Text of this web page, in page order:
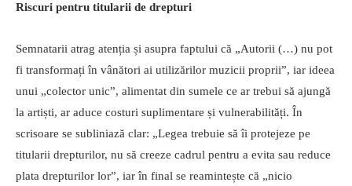
Riscuri pentru titularii de drepturi
Semnatarii atrag atenția și asupra faptului că „Autorii (…) nu pot
fi transformați în vânători ai utilizărilor muzicii proprii”, iar ideea
unui „colector unic”, alimentat din sumele ce ar trebui să ajungă
la artiști, ar aduce costuri suplimentare și vulnerabilități. În
scrisoare se subliniază clar: „Legea trebuie să îi protejeze pe
titularii drepturilor, nu să creeze cadrul pentru a evita sau reduce
plata drepturilor lor”, iar în final se reamintește că „nicio